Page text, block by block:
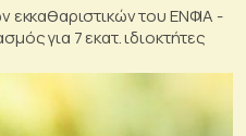
του ΕΝΦΙΑ -
για 7 εκατ. ιδιοκτήτες